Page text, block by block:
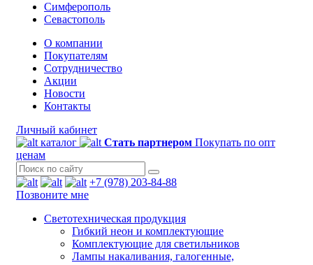
Симферополь
Севастополь
О компании
Покупателям
Сотрудничество
Акции
Новости
Контакты
Личный кабинет
каталог
Стать партнером Покупать по опт
ценам
+7 (978) 203-84-88
Позвоните мне
Светотехническая продукция
Гибкий неон и комплектующие
Комплектующие для светильников
Лампы накаливания, галогенные,